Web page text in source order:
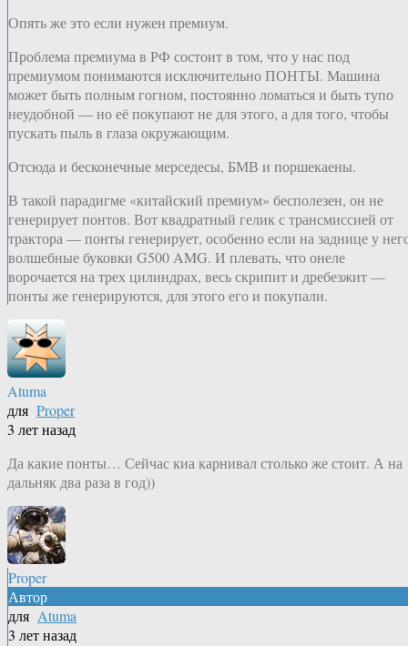
Опять же это если нужен премиум.
Проблема премиума в РФ состоит в том, что у нас под
премиумом понимаются исключительно ПОНТЫ. Машина
может быть полным гогном, постоянно ломаться и быть тупо
неудобной — но её покупают не для этого, а для того, чтобы
пускать пыль в глаза окружающим.
Отсюда и бесконечные мерседесы, БМВ и поршекаены.
В такой парадигме «китайский премиум» бесполезен, он не
генерирует понтов. Вот квадратный гелик с трансмиссией от
трактора — понты генерирует, особенно если на заднице у
волшебные буковки G500 AMG. И плевать, что онеле
ворочается на трех цилиндрах, весь скрипит и дребезжит —
понты же генерируются, для этого его и покупали.
Atuma
для Proper
3 лет назад
Да какие понты… Сейчас киа карнивал столько же стоит. А на
дальняк два раза в год))
Proper
Автор
для Atuma
3 лет назад